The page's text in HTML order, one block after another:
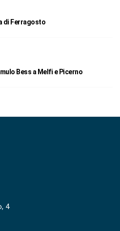
di Ferragosto
Bess a Melfi e Picerno
4